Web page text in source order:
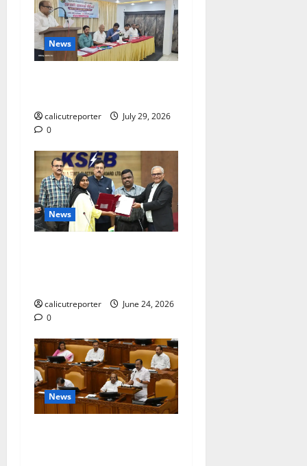
News
calicutreporter
July 29, 2026
0
News
calicutreporter
June 24, 2026
0
News